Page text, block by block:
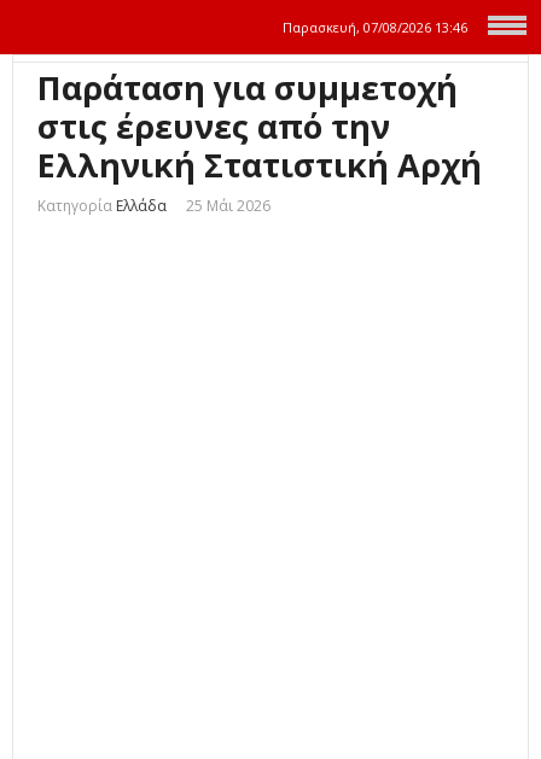
Παρασκευή, 07/08/2026 13:46
Παράταση για συμμετοχή
στις έρευνες από την
Ελληνική Στατιστική Αρχή
Κατηγορία Ελλάδα 25 Μάι 2026